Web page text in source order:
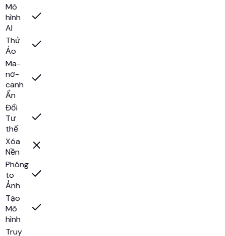
Mô
hình
AI
Thử
Ảo
Ma-
nơ-
canh
Ẩn
Đổi
Tư
thế
Xóa
Nền
Phóng
to
Ảnh
Tạo
Mô
hình
Truy